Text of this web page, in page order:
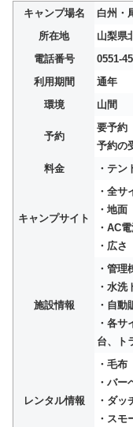
キャンプ場名
白州・
所在地
山梨県
電話番号
0551-
利用期間
通年
環境
山間
予約
要予約
予約の
料金
・テン
キャンプサイト
・全サ
・地面
・AC
・広さ
施設情報
・管理
・水洗
・自動
・各
台、ト
レンタル情報
・毛布
・バー
・ダッ
・スモ